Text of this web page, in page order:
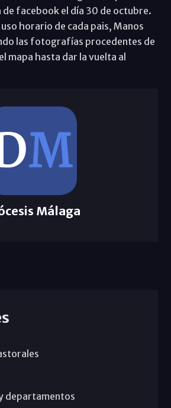
de facebook el día 30 de octubre.
uso horario de cada pais, Manos
las fotografías procedentes de
mapa hasta dar la vuelta al
Málaga
departamentos